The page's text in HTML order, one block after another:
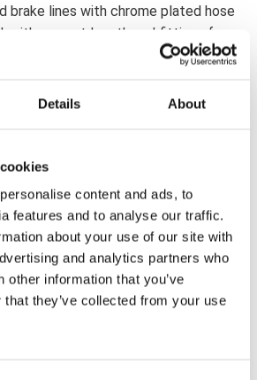
Details About
content and ads, to
features and to analyse our traffic.
about your use of our site with
and analytics partners who
other information that you’ve
they’ve collected from your use
brake lines with chrome plated hose
with correct length and fittings for
1: Upper front (handlebar master
with H-D J-style banjo fittings.